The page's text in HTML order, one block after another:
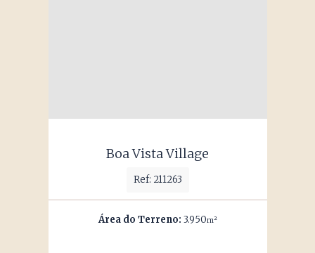
Boa Vista Village
Ref: 211263
Área do Terreno: 3.950m²